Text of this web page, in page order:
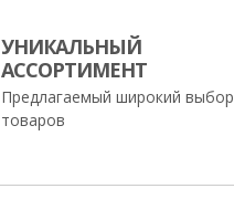
УНИКАЛЬНЫЙ
АССОРТИМЕНТ
Предлагаемый широкий выбор
товаров